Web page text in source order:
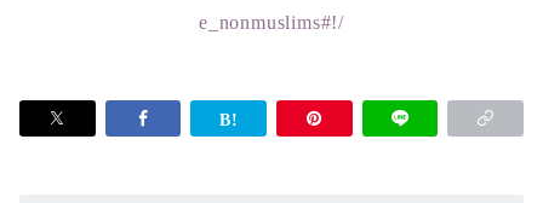
e_nonmuslims#!/